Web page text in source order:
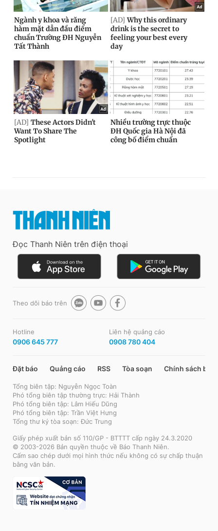
Đọc Thanh Niên trên điện thoại
Theo dõi báo trên
Hotline
0906 645 777
Liên hệ quảng cáo
0908 780 404
Đặt báo Quảng cáo RSS Tòa soạn Chính sách bảo
Tổng biên tập: Nguyễn Ngọc Toàn
Phó tổng biên tập thường trực: Hải Thành
Phó tổng biên tập: Lâm Hiếu Dũng
Phó tổng biên tập: Trần Việt Hưng
Tổng thư ký tòa soạn: Đức Trung
Giấy phép xuất bản số 110/GP - BTTTT cấp ngày 24.3.2020
© 2003-2026 Bản quyền thuộc về Báo Thanh Niên.
Cấm sao chép dưới mọi hình thức nếu không có sự chấp thuận
bằng văn bản.